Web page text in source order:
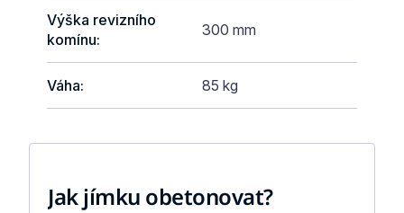
Výška revizního
komínu:
300 mm
Váha: 85 kg
Jak jímku obetonovat?